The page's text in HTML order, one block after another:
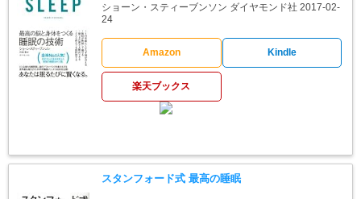
ショーン・スティーブンソン ダイヤモンド社 2017-02-
24
Amazon Kindle
楽天ブックス
スタンフォード式 最高の睡眠